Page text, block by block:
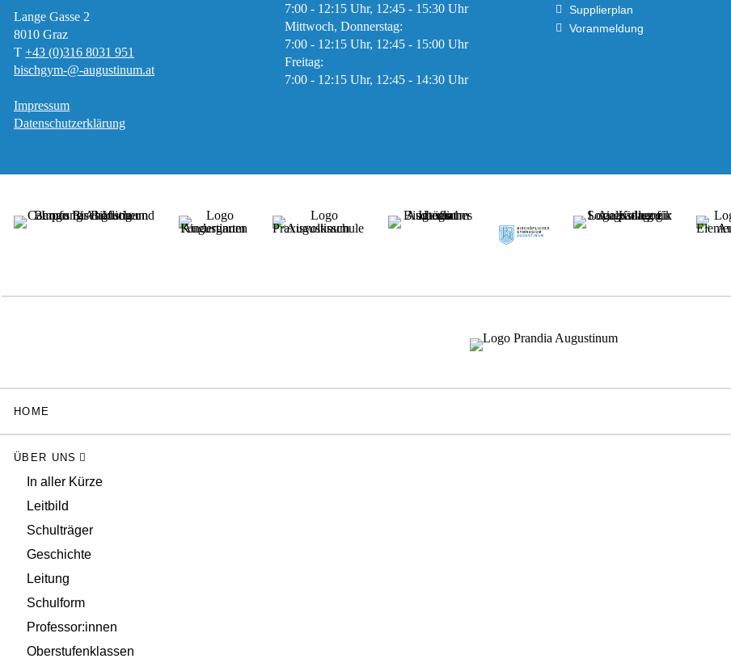
Lange Gasse 2
8010 Graz
T +43 (0)316 8031 951
bischgym-@-augustinum.at
Impressum
Datenschutzerklärung
7:00 - 12:15 Uhr, 12:45 - 15:30 Uhr
Mittwoch, Donnerstag:
7:00 - 12:15 Uhr, 12:45 - 15:00 Uhr
Freitag:
7:00 - 12:15 Uhr, 12:45 - 14:30 Uhr
Supplierplan
Voranmeldung
HOME
ÜBER UNS
In aller Kürze
Leitbild
Schulträger
Geschichte
Leitung
Schulform
Professor:innen
Oberstufenklassen